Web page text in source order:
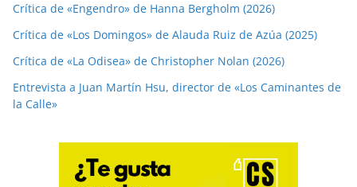
Crítica de «Engendro» de Hanna Bergholm (2026)
Crítica de «Los Domingos» de Alauda Ruiz de Azúa (2025)
Crítica de «La Odisea» de Christopher Nolan (2026)
Entrevista a Juan Martín Hsu, director de «Los Caminantes de
la Calle»